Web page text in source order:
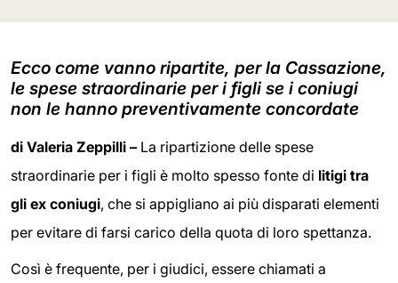
Ecco come vanno ripartite, per la Cassazione,
le spese straordinarie per i figli se i coniugi
non le hanno preventivamente concordate
di Valeria Zeppilli – La ripartizione delle spese
straordinarie per i figli è molto spesso fonte di litigi tra
gli ex coniugi, che si appigliano ai più disparati elementi
per evitare di farsi carico della quota di loro spettanza.
Così è frequente, per i giudici, essere chiamati a